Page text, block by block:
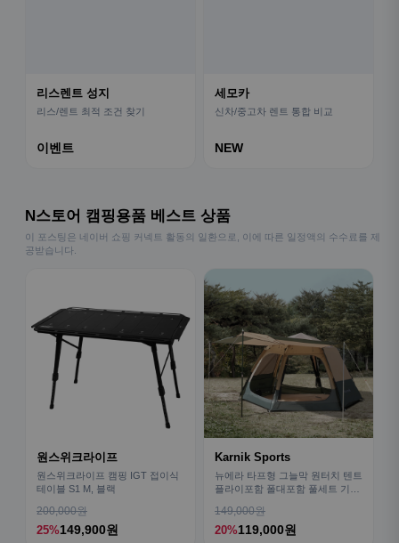
리스렌트 성지
리스/렌트 최적 조건 찾기
이벤트
세모카
신차/중고차 렌트 통합 비교
NEW
N스토어 캠핑용품 베스트 상품
이 포스팅은 네이버 쇼핑 커넥트 활동의 일환으로, 이에 따른 일정액의 수수료를 제
공받습니다.
원스위크라이프
원스위크라이프 캠핑 IGT 접이식
테이블 S1 M, 블랙
200,000원
25%149,900원
Karnik Sports
뉴에라 타프형 그늘막 원터치 텐트
플라이포함 폴대포함 풀세트 기본
149,000원
20%119,000원